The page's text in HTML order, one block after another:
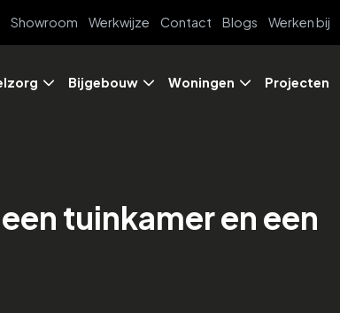
Showroom Werkwijze Contact Blogs Werken bij
Bijgebouw Woningen Projecten
tuinkamer en een